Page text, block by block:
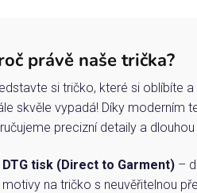
právě naše trička?
si tričko, které si oblíbíte
skvěle vypadá! Díky moderním
precizní detaily a
DTG tisk (Direct to Garment)–
motivy na tričko s neuvěřitelnou